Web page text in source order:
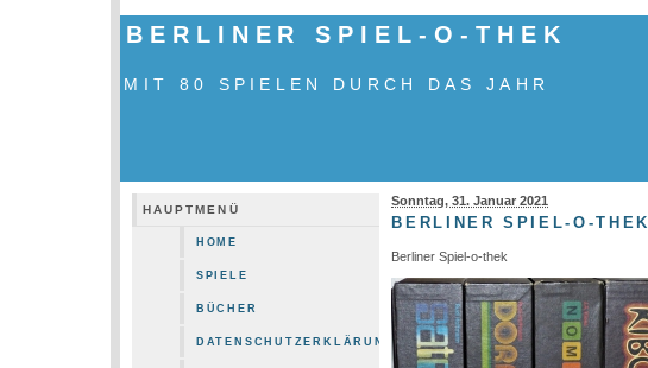
BERLINER SPIEL-O-THEK
MIT 80 SPIELEN DURCH DAS JAHR
HAUPTMENÜ
HOME
SPIELE
BÜCHER
DATENSCHUTZERKLÄRUNG
Sonntag, 31. Januar 2021
BERLINER SPIEL-O-THEK
Berliner Spiel-o-thek